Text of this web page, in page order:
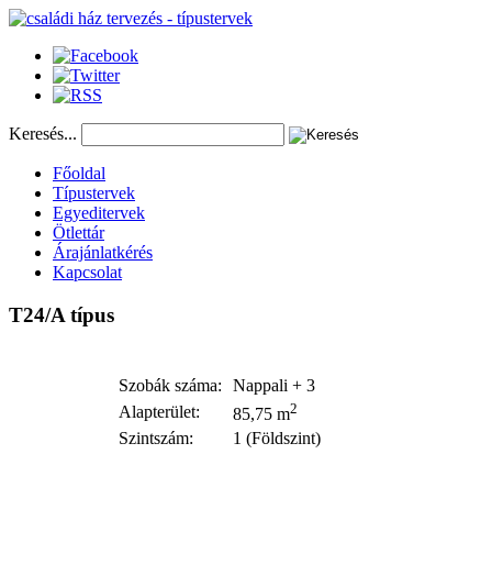
Keresés...
Főoldal
Típustervek
Egyeditervek
Ötlettár
Árajánlatkérés
Kapcsolat
T24/A típus
Szobák száma:
Nappali + 3
Alapterület:
85,75 m2
Szintszám: 1 (Földszint)